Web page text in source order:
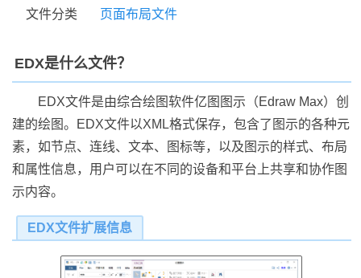
文件分类 页面布局文件
EDX是什么文件？
EDX文件是由综合绘图软件亿图图示（Edraw Max）创
建的绘图。EDX文件以XML格式保存，包含了图示的各种元
素，如节点、连线、文本、图标等，以及图示的样式、布局
和属性信息，用户可以在不同的设备和平台上共享和协作图
示内容。
EDX文件扩展信息